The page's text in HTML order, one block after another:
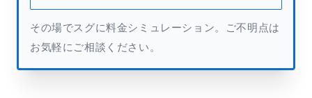
その場でスグに料金シミュレーション。ご不明点は
お気軽にご相談ください。